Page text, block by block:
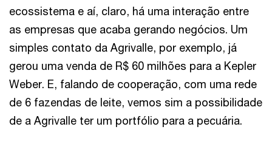
ecossistema e aí, claro, há uma interação entre
as empresas que acaba gerando negócios. Um
simples contato da Agrivalle, por exemplo, já
gerou uma venda de R$ 60 milhões para a Kepler
Weber. E, falando de cooperação, com uma rede
de 6 fazendas de leite, vemos sim a possibilidade
de a Agrivalle ter um portfólio para a pecuária.